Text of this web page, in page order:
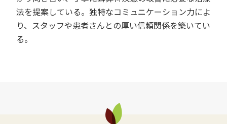
法を提案している。独特なコミュニケーション力によ
り、スタッフや患者さんとの厚い信頼関係を築いてい
る。